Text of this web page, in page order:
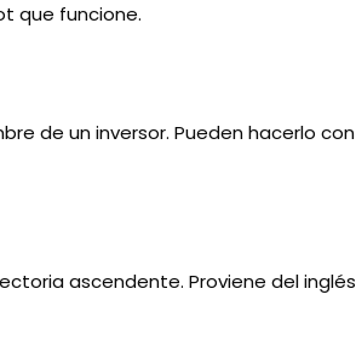
que funcione.
de un inversor. Pueden hacerlo con
ascendente. Proviene del inglés